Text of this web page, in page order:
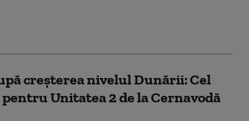
creșterea nivelul Dunării: Cel
Unitatea 2 de la Cernavodă